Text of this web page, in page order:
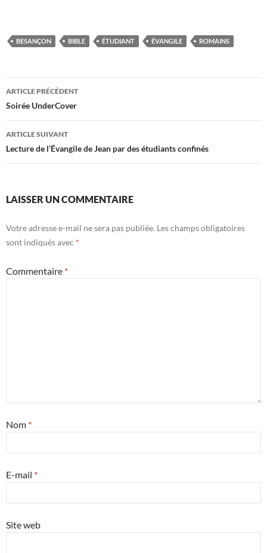
BESANÇON BIBLE ÉTUDIANT ÉVANGILE ROMAINS
Navigation
des
articles
ARTICLE PRÉCÉDENT
Soirée UnderCover
ARTICLE SUIVANT
Lecture de l’Évangile de Jean par des étudiants confinés
LAISSER UN COMMENTAIRE
Votre adresse e-mail ne sera pas publiée. Les champs obligatoires
sont indiqués avec *
Commentaire *
Nom *
E-mail *
Site web